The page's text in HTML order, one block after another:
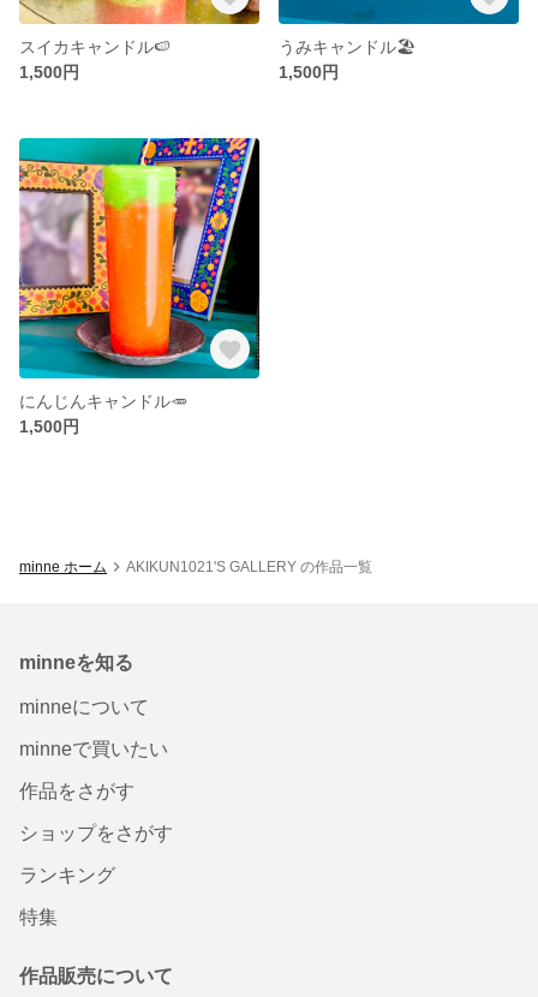
スイカキャンドル🍉
1,500円
うみキャンドル🏖
1,500円
にんじんキャンドル🥕
1,500円
minne ホーム AKIKUN1021'S GALLERY の作品一覧
minneを知る
minneについて
minneで買いたい
作品をさがす
ショップをさがす
ランキング
特集
作品販売について